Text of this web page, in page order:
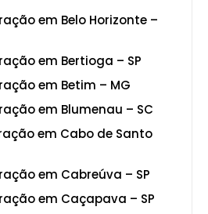
em Belo Horizonte –
em Bertioga – SP
em Betim – MG
em Blumenau – SC
em Cabo de Santo
em Cabreúva – SP
em Caçapava – SP